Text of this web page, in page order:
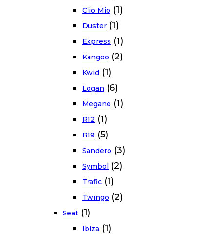
Clio Mio (1)
Duster (1)
Express (1)
Kangoo (2)
Kwid (1)
Logan (6)
Megane (1)
R12 (1)
R19 (5)
Sandero (3)
Symbol (2)
Trafic (1)
Twingo (2)
Seat (1)
Ibiza (1)